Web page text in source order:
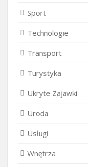
Sport
Technologie
Transport
Turystyka
Ukryte Zajawki
Uroda
Usługi
Wnętrza